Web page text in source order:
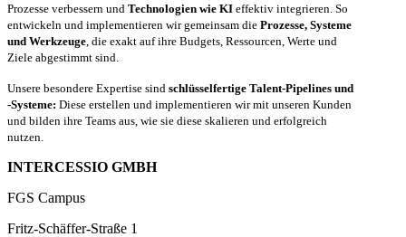
Prozesse verbessern und Technologien wie KI effektiv integrieren. So
entwickeln und implementieren wir gemeinsam die Prozesse, Systeme
und Werkzeuge , die exakt auf ihre Budgets, Ressourcen, Werte und
Ziele abgestimmt sind.
Unsere besondere Expertise sind schlüsselfertige Talent-Pipelines und
-Systeme: Diese erstellen und implementieren wir mit unseren Kunden
und bilden ihre Teams aus, wie sie diese skalieren und erfolgreich
nutzen.
INTERCESSIO GMBH
FGS Campus
Fritz-Schäffer-Straße 1